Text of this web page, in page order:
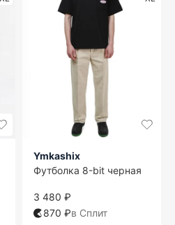
Ymkashix
Футболка 8-bit черная
3 480 ₽
870 ₽в Сплит